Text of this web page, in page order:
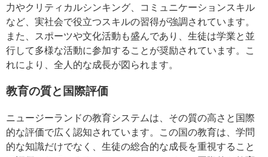
力やクリティカルシンキング、コミュニケーションスキル
など、実社会で役立つスキルの習得が強調されています。
また、スポーツや文化活動も盛んであり、生徒は学業と並
行して多様な活動に参加することが奨励されています。こ
れにより、全人的な成長が図られます。
教育の質と国際評価
ニュージーランドの教育システムは、その質の高さと国際
的な評価で広く認知されています。この国の教育は、学問
的な知識だけでなく、生徒の総合的な成長を重視すること